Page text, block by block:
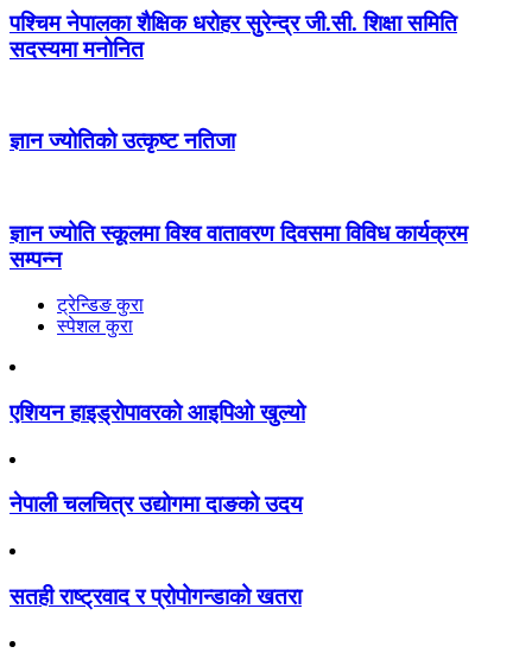
पश्चिम नेपालका शैक्षिक धरोहर सुरेन्द्र जी.सी. शिक्षा समिति
सदस्यमा मनोनित
ज्ञान ज्योतिकाे उत्कृष्ट नतिजा
ज्ञान ज्योति स्कूलमा विश्व वातावरण दिवसमा विविध कार्यक्रम
सम्पन्न
ट्रेन्डिङ कुरा
स्पेशल कुरा
एशियन हाइड्रोपावरको आइपिओ खुल्यो
नेपाली चलचित्र उद्योगमा दाङको उदय
सतही राष्ट्रवाद र प्रोपोगन्डाको खतरा